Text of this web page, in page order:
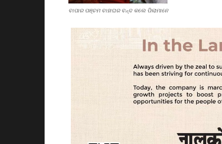
ବାପାର ପଞ୍ଚମ ବାହାଘର ବନ୍ଦ କଲେ ପିଲାମାନେ